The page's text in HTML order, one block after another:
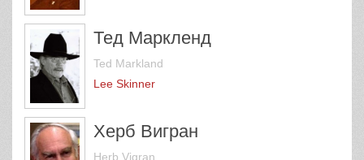
Тед Маркленд
Ted Markland
Lee Skinner
Херб Вигран
Herb Vigran